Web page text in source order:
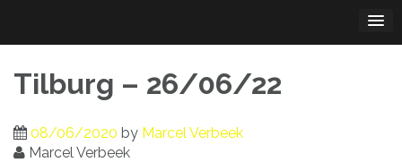
content
Tilburg – 26/06/22
08/06/2020 by Marcel Verbeek
Marcel Verbeek